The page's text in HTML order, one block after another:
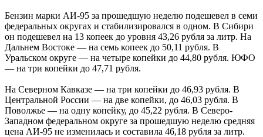
Бензин марки АИ-95 за прошедшую неделю подешевел в семи
федеральных округах и стабилизировался в одном. В Сибири
он подешевел на 13 копеек до уровня 43,26 рубля за литр. На
Дальнем Востоке — на семь копеек до 50,11 рубля. В
Уральском округе — на четыре копейки до 44,80 рубля. ЮФО
— на три копейки до 47,71 рубля.
На Северном Кавказе — на три копейки до 46,93 рубля. В
Центральной России — на две копейки, до 46,03 рубля. В
Поволжье — на одну копейку, до 45,22 рубля. В Северо-
Западном федеральном округе за прошедшую неделю средняя
цена АИ-95 не изменилась и составила 46,18 рубля за литр.